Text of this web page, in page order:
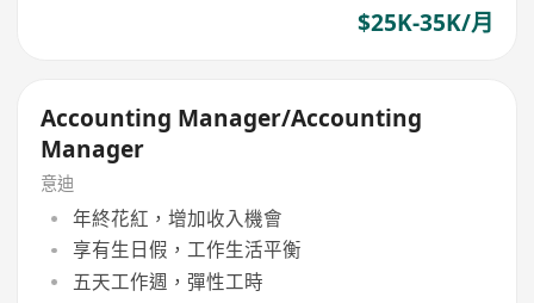
$25K-35K/月
Accounting Manager/Accounting
Manager
意迪
年終花紅，增加收入機會
享有生日假，工作生活平衡
五天工作週，彈性工時